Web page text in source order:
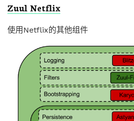
Zuul Netflix
使用Netflix的其他组件